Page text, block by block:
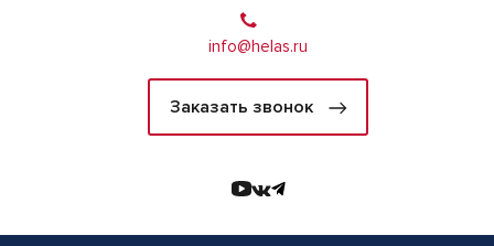
info@helas.ru
Заказать звонок